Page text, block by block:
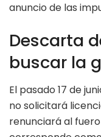
anuncio de las
Descarta
buscar la
El pasado 17 de
no solicitará
renunciará al